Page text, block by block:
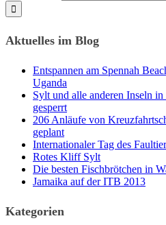
Aktuelles im Blog
Entspannen am Spennah
Uganda
Sylt und alle anderen Inseln
gesperrt
206 Anläufe von
geplant
Internationaler Tag des
Rotes Kliff Sylt
Die besten Fischbrötchen in
Jamaika auf der ITB 2013
Kategorien